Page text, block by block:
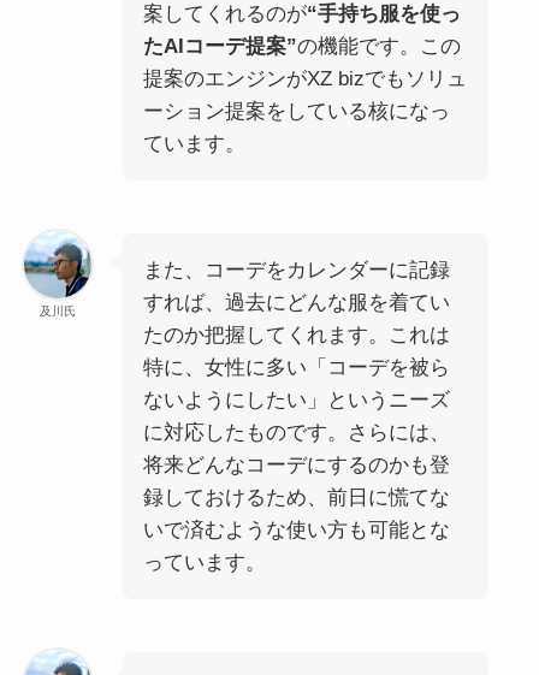
案してくれるのが“手持ち服を使っ
たAIコーデ提案”の機能です。この
提案のエンジンがXZ bizでもソリュ
ーション提案をしている核になっ
ています。
及川氏
また、コーデをカレンダーに記録
すれば、過去にどんな服を着てい
たのか把握してくれます。これは
特に、女性に多い「コーデを被ら
ないようにしたい」というニーズ
に対応したものです。さらには、
将来どんなコーデにするのかも登
録しておけるため、前日に慌てな
いで済むような使い方も可能とな
っています。